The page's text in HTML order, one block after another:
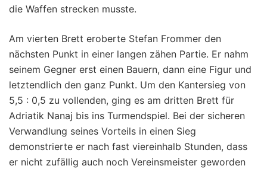
die Waffen strecken musste.
Am vierten Brett eroberte Stefan Frommer den
nächsten Punkt in einer langen zähen Partie. Er nahm
seinem Gegner erst einen Bauern, dann eine Figur und
letztendlich den ganz Punkt. Um den Kantersieg von
5,5 : 0,5 zu vollenden, ging es am dritten Brett für
Adriatik Nanaj bis ins Turmendspiel. Bei der sicheren
Verwandlung seines Vorteils in einen Sieg
demonstrierte er nach fast viereinhalb Stunden, dass
er nicht zufällig auch noch Vereinsmeister geworden